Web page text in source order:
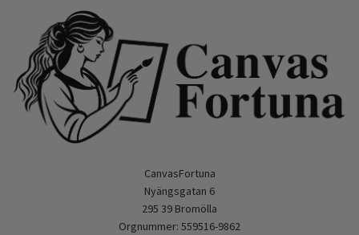
CanvasFortuna
Nyängsgatan 6
295 39 Bromölla
Orgnummer: 559516-9862